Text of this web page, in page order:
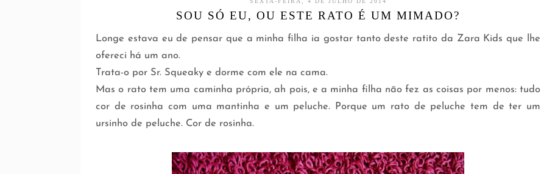
SOU SÓ EU, OU ESTE RATO É UM MIMADO?
Longe estava eu de pensar que a minha filha ia gostar tanto deste ratito da Zara Kids que lhe
ofereci há um ano.
Trata-o por Sr. Squeaky e dorme com ele na cama.
Mas o rato tem uma caminha própria, ah pois, e a minha filha não fez as coisas por menos: tudo
cor de rosinha com uma mantinha e um peluche. Porque um rato de peluche tem de ter um
ursinho de peluche. Cor de rosinha.